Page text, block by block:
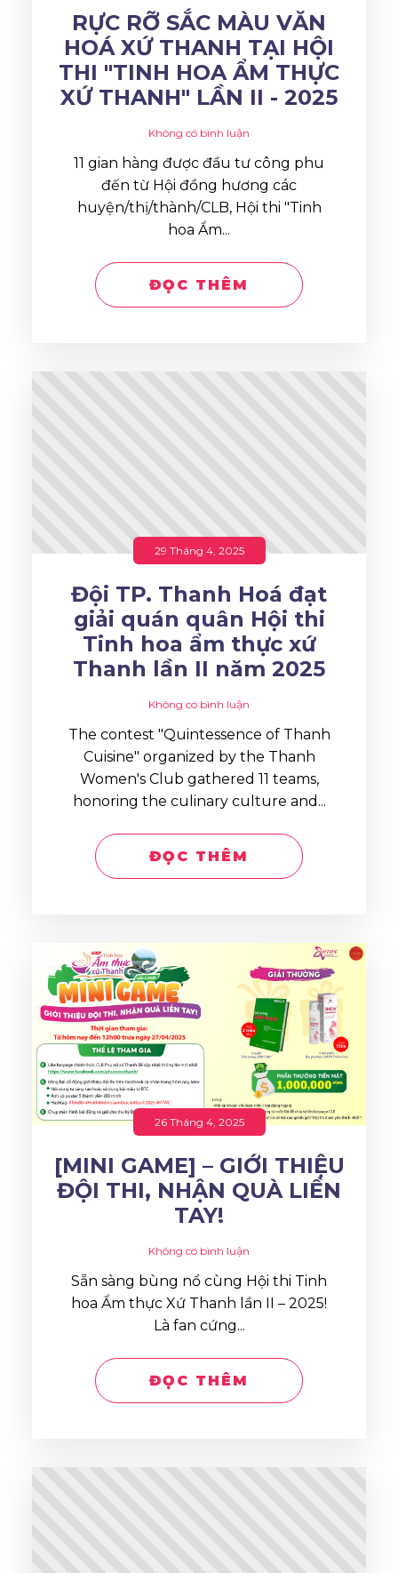
RỰC RỠ SẮC MÀU VĂN
HOÁ XỨ THANH TẠI HỘI
THI "TINH HOA ẨM THỰC
XỨ THANH" LẦN II - 2025
Không có bình luận
11 gian hàng được đầu tư công phu
đến từ Hội đồng hương các
huyện/thị/thành/CLB, Hội thi "Tinh
hoa Ẩm...
ĐỌC THÊM
29 Tháng 4, 2025
Đội TP. Thanh Hoá đạt
giải quán quân Hội thi
Tinh hoa ẩm thực xứ
Thanh lần II năm 2025
Không có bình luận
The contest "Quintessence of Thanh
Cuisine" organized by the Thanh
Women's Club gathered 11 teams,
honoring the culinary culture and...
ĐỌC THÊM
26 Tháng 4, 2025
[MINI GAME] – GIỚI THIỆU
ĐỘI THI, NHẬN QUÀ LIỀN
TAY!
Không có bình luận
Sẵn sàng bùng nổ cùng Hội thi Tinh
hoa Ẩm thực Xứ Thanh lần II – 2025!
Là fan cứng...
ĐỌC THÊM